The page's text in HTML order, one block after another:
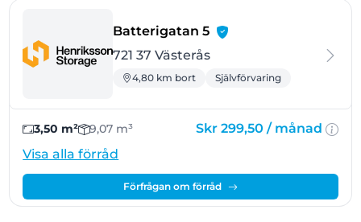
Batterigatan 5- Västerås
721 37 Västerås
4,80 km bort Självförvaring
3,50 m² 9,07 m³ Skr 299,50 / månad
Visa alla förråd
Förfrågan om förråd